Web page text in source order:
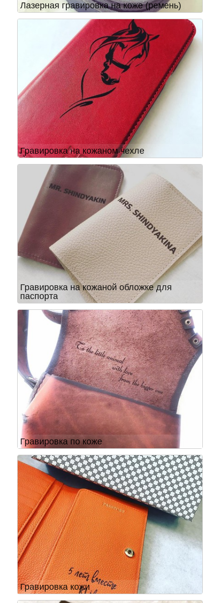
Лазерная гравировка на коже (ремень)
Гравировка на кожаном чехле
Гравировка на кожаной обложке для
паспорта
Гравировка по коже
Гравировка кожи